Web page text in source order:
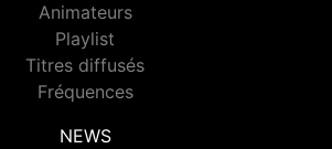
Animateurs
Playlist
Titres diffusés
Fréquences
NEWS